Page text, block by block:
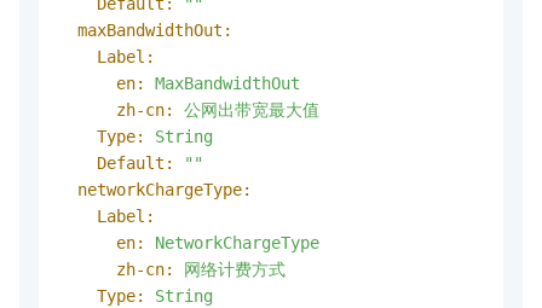
maxBandwidthOut:
Label:
en:
MaxBandwidthOut
zh-cn:
公网出带宽最大值
Type:
String
Default:
""
networkChargeType:
Label:
en:
NetworkChargeType
zh-cn:
网络计费方式
Type:
String